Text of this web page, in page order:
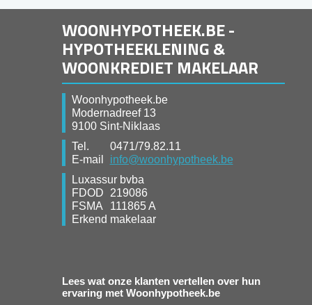
WOONHYPOTHEEK.BE -
HYPOTHEEKLENING &
WOONKREDIET MAKELAAR
Woonhypotheek.be
Modernadreef 13
9100 Sint-Niklaas
Tel.
0471/79.82.11
E-mail
info@woonhypotheek.be
Luxassur bvba
FDOD
219086
FSMA
111865 A
Erkend makelaar
Lees wat onze klanten vertellen over hun
ervaring met Woonhypotheek.be